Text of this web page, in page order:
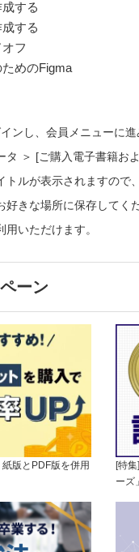
する
する
フ
ためのFigma
ンし、会員メニューに進
タ ＞ [ご購入電子書籍お
トルが表示されますので
きな場所に保存してく
いただけます。
ーン
版とPDF版を併用
[特
ーズ」